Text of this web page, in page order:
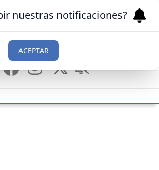
nuestras notificaciones?
ACEPTAR